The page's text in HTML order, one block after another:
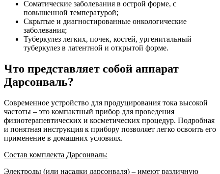
Соматические заболевания в острой форме, с
повышенной температурой;
Скрытые и диагностированные онкологические
заболевания;
Туберкулез легких, почек, костей, ургенитальный
туберкулез в латентной и открытой форме.
Что представляет собой аппарат
Дарсонваль?
Современное устройство для продуцирования тока высокой
частоты – это компактный прибор для проведения
физиотерапевтических и косметических процедур. Подробная
и понятная инструкция к прибору позволяет легко освоить его
применение в домашних условиях.
Состав комплекта Дарсонваль:
Электроды (или насадки дарсонваля) – имеют различную